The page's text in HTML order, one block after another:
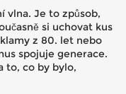
vlna. Je to způsob,
si uchovat kus
z 80. let nebo
spojuje generace.
to, co by bylo,